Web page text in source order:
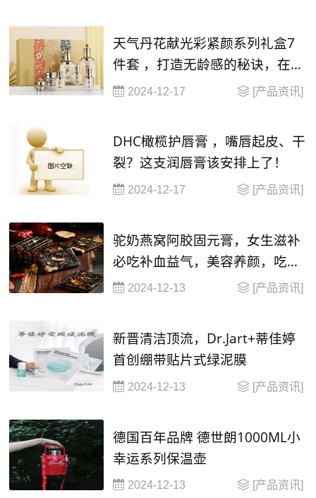
天气丹花献光彩紧颜系列礼盒7
件套 ，打造无龄感的秘诀，在这
里！2024-12-17 [产品资讯]
​DHC橄榄护唇膏 ，嘴唇起皮、干
裂？这支润唇膏该安排上了！
2024-12-17 [产品资讯]
驼奶燕窝阿胶固元膏，女生滋补
必吃补血益气，美容养颜，吃出
健康好气色
2024-12-13 [产品资讯]
新晋清洁顶流，Dr.Jart+蒂佳婷
首创绷带贴片式绿泥膜
2024-12-13 [产品资讯]
德国百年品牌 德世朗1000ML小
幸运系列保温壶
2024-12-13 [产品资讯]